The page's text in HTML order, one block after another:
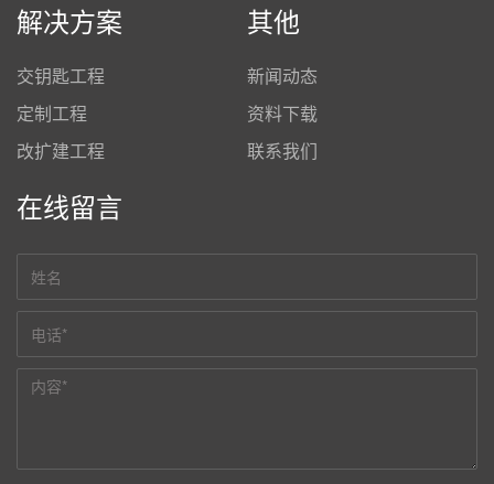
解决方案
交钥匙工程
定制工程
改扩建工程
其他
新闻动态
资料下载
联系我们
在线留言